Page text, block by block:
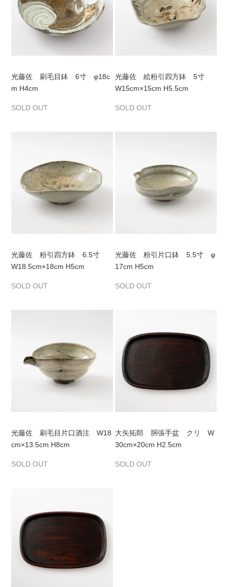
光藤佐 刷毛目鉢 6寸 φ18c
m H4cm
SOLD OUT
光藤佐 絵粉引四方鉢 5寸
W15cm×15cm H5.5cm
SOLD OUT
光藤佐 粉引四方鉢 6.5寸
W18.5cm×18cm H5cm
SOLD OUT
光藤佐 粉引片口鉢 5.5寸 φ
17cm H5cm
SOLD OUT
光藤佐 刷毛目片口酒注 W18
cm×13.5cm H8cm
SOLD OUT
大矢拓郎 胴張手盆 クリ W
30cm×20cm H2.5cm
SOLD OUT